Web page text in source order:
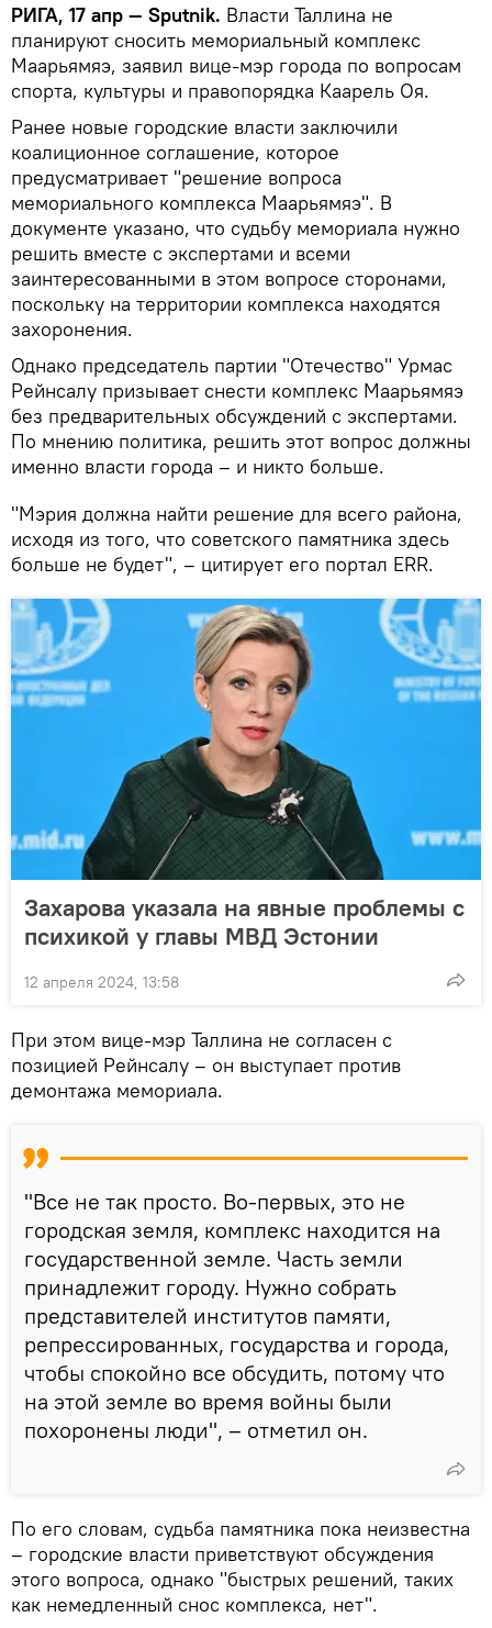
РИГА, 17 апр — Sputnik. Власти Таллина не
планируют сносить мемориальный комплекс
Маарьямяэ, заявил вице-мэр города по вопросам
спорта, культуры и правопорядка Каарель Оя.
Ранее новые городские власти заключили
коалиционное соглашение, которое
предусматривает "решение вопроса
мемориального комплекса Маарьямяэ". В
документе указано, что судьбу мемориала нужно
решить вместе с экспертами и всеми
заинтересованными в этом вопросе сторонами,
поскольку на территории комплекса находятся
захоронения.
Однако председатель партии "Отечество" Урмас
Рейнсалу призывает снести комплекс Маарьямяэ
без предварительных обсуждений с экспертами.
По мнению политика, решить этот вопрос должны
именно власти города – и никто больше.
"Мэрия должна найти решение для всего района,
исходя из того, что советского памятника здесь
больше не будет", – цитирует его портал ERR.
Захарова указала на явные проблемы с
психикой у главы МВД Эстонии
12 апреля 2024, 13:58
При этом вице-мэр Таллина не согласен с
позицией Рейнсалу – он выступает против
демонтажа мемориала.
"Все не так просто. Во-первых, это не
городская земля, комплекс находится на
государственной земле. Часть земли
принадлежит городу. Нужно собрать
представителей институтов памяти,
репрессированных, государства и города,
чтобы спокойно все обсудить, потому что
на этой земле во время войны были
похоронены люди", – отметил он.
По его словам, судьба памятника пока неизвестна
– городские власти приветствуют обсуждения
этого вопроса, однако "быстрых решений, таких
как немедленный снос комплекса, нет".